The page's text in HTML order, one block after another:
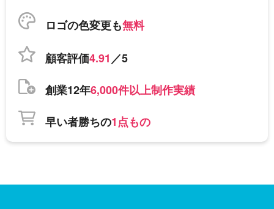
ロゴの色変更も無料
顧客評価4.91／5
創業12年6,000件以上制作実績
早い者勝ちの1点もの